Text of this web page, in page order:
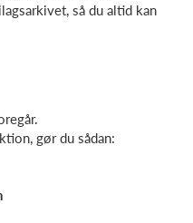
så du altid kan
gør du sådan: